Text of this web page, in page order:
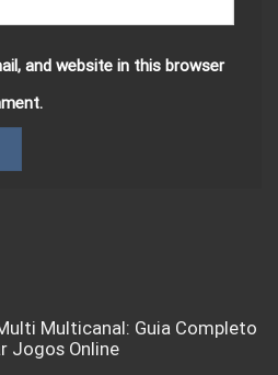
and website in this browser
Multicanal: Guia Completo
Jogos Online